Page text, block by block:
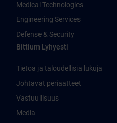
Medical Technologies
Engineering Services
Defense & Security
Bittium Lyhyesti
Tietoa ja taloudellisia lukuja
Johtavat periaatteet
Vastuullisuus
Media